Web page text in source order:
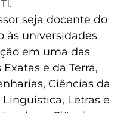
2023
seja docente do
universidades
em uma das
e da Terra,
Ciências da